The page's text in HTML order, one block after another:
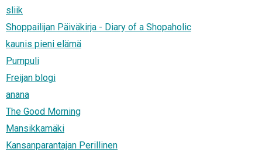
sliik
Shoppailijan Päiväkirja - Diary of a Shopaholic
kaunis pieni elämä
Pumpuli
Freijan blogi
anana
The Good Morning
Mansikkamäki
Kansanparantajan Perillinen